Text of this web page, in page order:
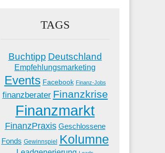
TAGS
Buchtipp Deutschland
Empfehlungsmarketing
Events Facebook Finanz-Jobs
finanzberater Finanzkrise
Finanzmarkt
FinanzPraxis Geschlossene
Fonds Gewinnspiel Kolumne